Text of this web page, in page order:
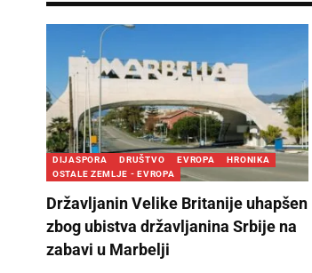
DIJASPORA DRUŠTVO EVROPA
HRONIKA
OSTALE ZEMLJE - EVROPA
Državljanin Velike Britanije uhapšen
zbog ubistva državljanina Srbije na
zabavi u Marbelji